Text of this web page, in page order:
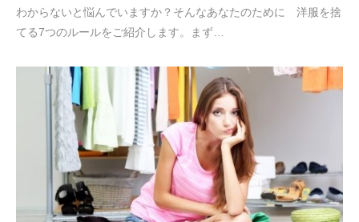
わからないと悩んでいますか？そんなあなたのために 洋服を捨
てる7つのルールをご紹介します。まず…